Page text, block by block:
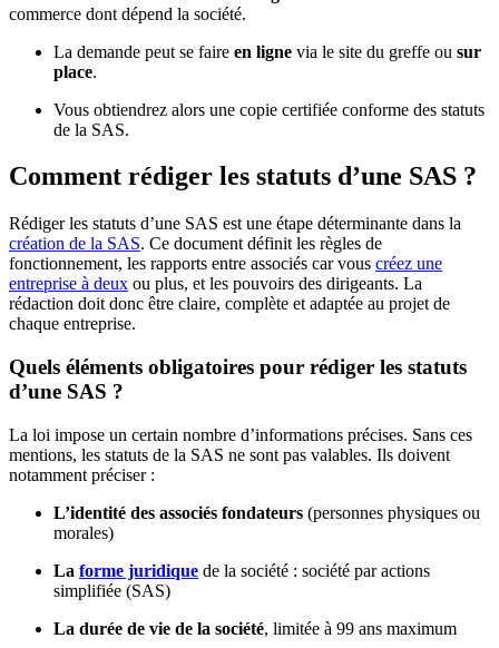
commerce dont dépend la société.
La demande peut se faire en ligne via le site du greffe ou sur
place.
Vous obtiendrez alors une copie certifiée conforme des statuts
de la SAS.
Comment rédiger les statuts d’une SAS ?
Rédiger les statuts d’une SAS est une étape déterminante dans la
création de la SAS. Ce document définit les règles de
fonctionnement, les rapports entre associés car vous créez une
entreprise à deux ou plus, et les pouvoirs des dirigeants. La
rédaction doit donc être claire, complète et adaptée au projet de
chaque entreprise.
Quels éléments obligatoires pour rédiger les statuts
d’une SAS ?
La loi impose un certain nombre d’informations précises. Sans ces
mentions, les statuts de la SAS ne sont pas valables. Ils doivent
notamment préciser :
L’identité des associés fondateurs (personnes physiques ou
morales)
La forme juridique de la société : société par actions
simplifiée (SAS)
La durée de vie de la société, limitée à 99 ans maximum